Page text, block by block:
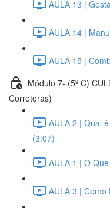
AULA 13 |
AULA 14 |
AULA 15 |
Módulo 7- (5º C)
Corretoras)
AULA 2 | Qual
(3:07)
AULA 1 | O
AULA 3 | Como